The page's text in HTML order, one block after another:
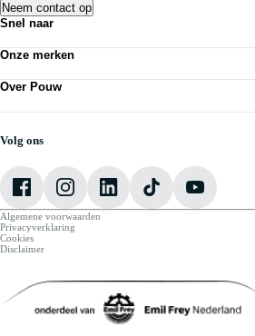
Neem contact op
Snel naar
Bedrijfswagens
Acties
Vestigingen
Onze merken
Audi
Škoda
VW Bedrijfswagens
Over Pouw
Vacatures
Mijn Pouw
Volg ons
Algemene voorwaarden
Privacyverklaring
Cookies
Disclaimer